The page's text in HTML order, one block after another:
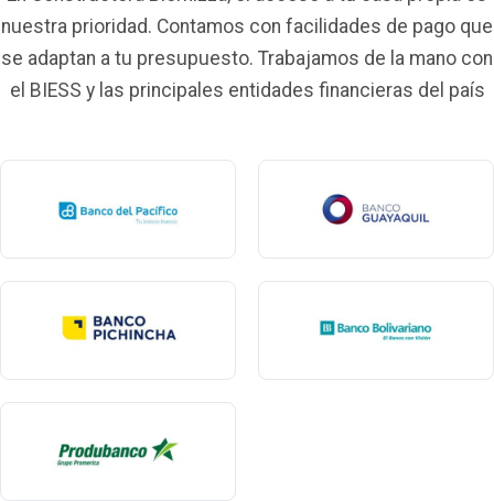
nuestra prioridad. Contamos con facilidades de pago que
se adaptan a tu presupuesto. Trabajamos de la mano con
el BIESS y las principales entidades financieras del país